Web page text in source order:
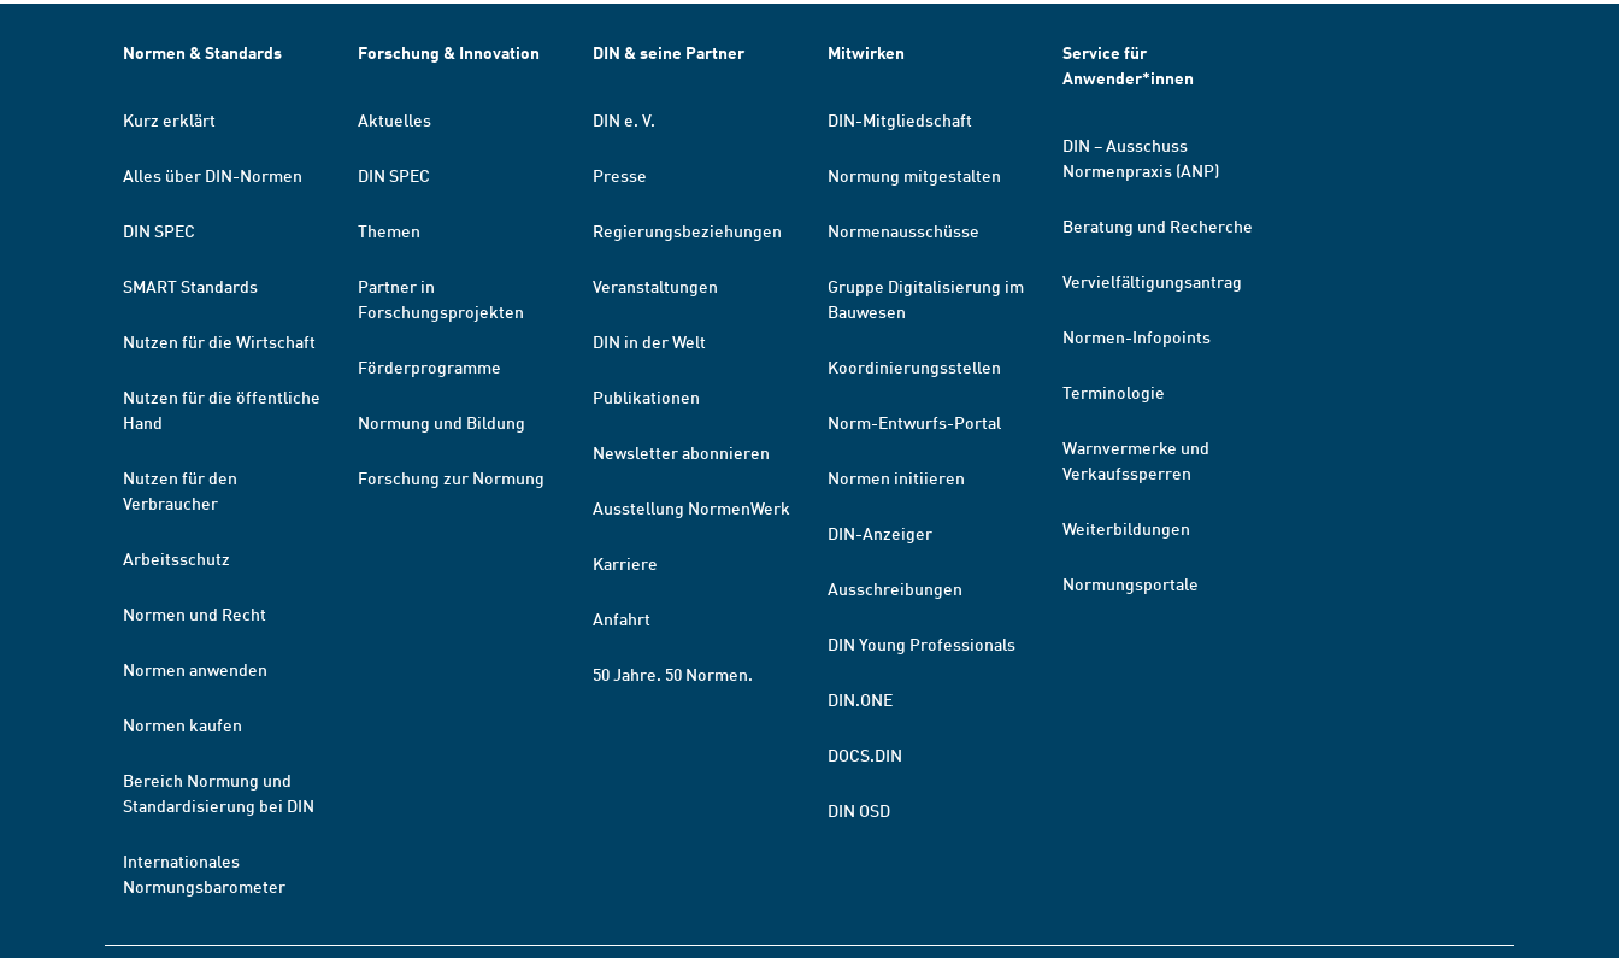
Normen & Standards
Kurz erklärt
Alles über DIN-Normen
DIN SPEC
SMART Standards
Nutzen für die Wirtschaft
Nutzen für die öffentliche
Hand
Nutzen für den
Verbraucher
Arbeitsschutz
Normen und Recht
Normen anwenden
Normen kaufen
Bereich Normung und
Standardisierung bei DIN
Internationales
Normungsbarometer
Forschung & Innovation
Aktuelles
DIN SPEC
Themen
Partner in
Forschungsprojekten
Förderprogramme
Normung und Bildung
Forschung zur Normung
DIN & seine Partner
DIN e. V.
Presse
Regierungsbeziehungen
Veranstaltungen
DIN in der Welt
Publikationen
Newsletter abonnieren
Ausstellung NormenWerk
Karriere
Anfahrt
50 Jahre. 50 Normen.
Mitwirken
DIN-Mitgliedschaft
Normung mitgestalten
Normenausschüsse
Gruppe Digitalisierung im
Bauwesen
Koordinierungsstellen
Norm-Entwurfs-Portal
Normen initiieren
DIN-Anzeiger
Ausschreibungen
DIN Young Professionals
DIN.ONE
DOCS.DIN
DIN OSD
Service für
Anwender*innen
DIN – Ausschuss
Normenpraxis (ANP)
Beratung und Recherche
Vervielfältigungsantrag
Normen-Infopoints
Terminologie
Warnvermerke und
Verkaufssperren
Weiterbildungen
Normungsportale